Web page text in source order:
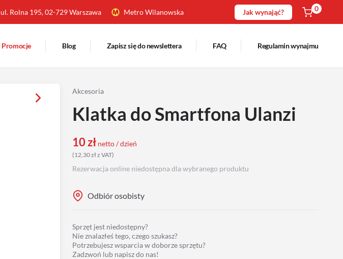
ul. Rolna 195, 02-729 Warszawa Metro Wilanowska Jak wynająć? 0
Promocje Blog Zapisz się do newslettera FAQ Regulamin wynajmu
Akcesoria
Klatka do Smartfona Ulanzi
10zł netto / dzień
(12,30złz VAT)
Rezerwacja online niedostępna dla wybranego produktu
Odbiór osobisty
Sprzęt jest niedostępny?
Nie znalazłeś tego, czego szukasz?
Potrzebujesz wsparcia w doborze sprzętu?
Zadzwoń lub napisz do nas!